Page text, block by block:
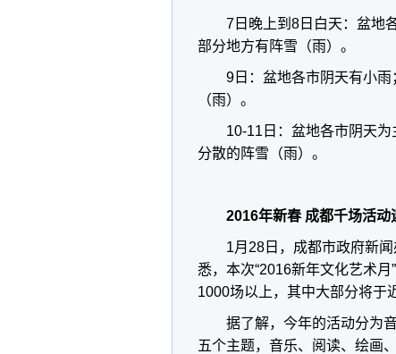
7日晚上到8日白天：盆地
部分地方有阵雪（雨）。
9日：盆地各市阴天有小
（雨）。
10-11日：盆地各市阴天
分散的阵雪（雨）。
2016年新春 成都千场活动
1月28日，成都市政府新
悉，本次“2016新年文化艺术
1000场以上，其中大部分将于
据了解，今年的活动分为
五个主题，音乐、阅读、绘画